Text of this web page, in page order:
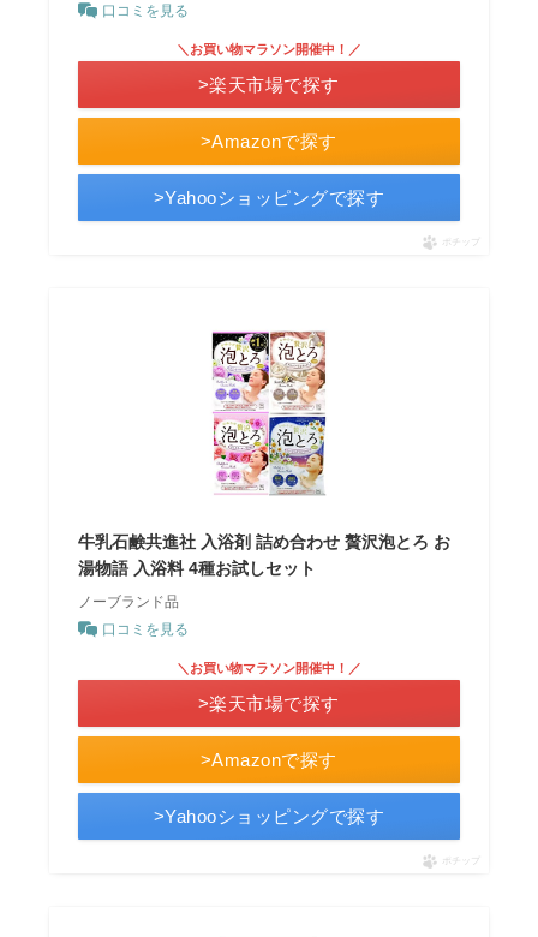
口コミを見る
>Amazonで探す
＼お買い物マラソン開催中！／
>楽天市場で探す
>Yahooショッピングで探す
ポチップ
牛乳石鹸共進社 入浴剤 詰め合わせ 贅沢泡とろ お
湯物語 入浴料 4種お試しセット
ノーブランド品
口コミを見る
>Amazonで探す
＼お買い物マラソン開催中！／
>楽天市場で探す
>Yahooショッピングで探す
ポチップ